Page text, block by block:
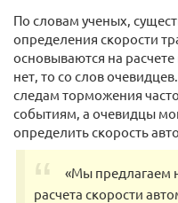
По словам ученых,
определения скорости
основываются на
нет, то со слов
следам торможения
событиям, а очевидцы
определить скорость
«Мы предлагаем
расчета скорости